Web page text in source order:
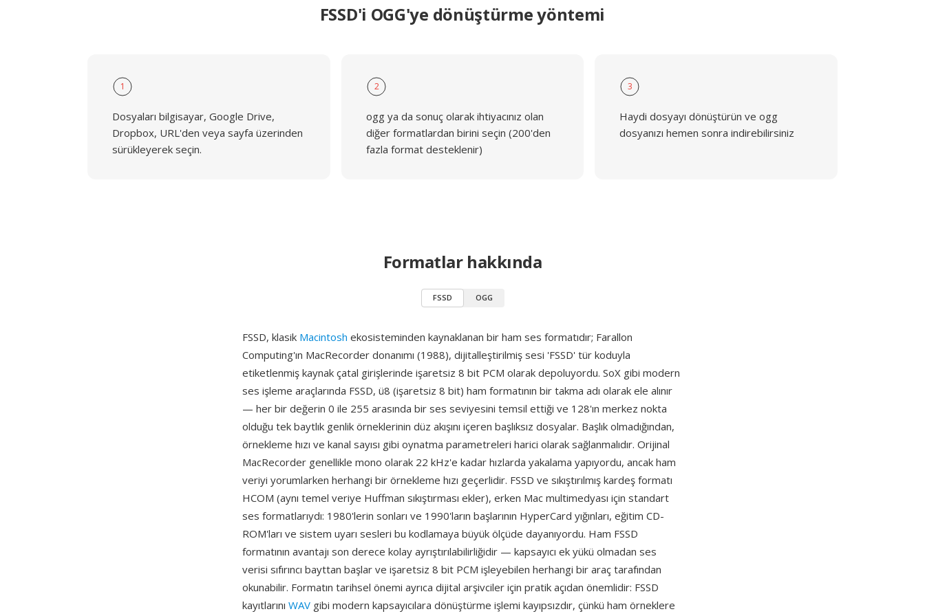
FSSD'i OGG'ye dönüştürme yöntemi
1
Dosyaları bilgisayar, Google Drive,
Dropbox, URL'den veya sayfa üzerinden
sürükleyerek seçin.
2
ogg ya da sonuç olarak ihtiyacınız olan
diğer formatlardan birini seçin (200'den
fazla format desteklenir)
3
Haydi dosyayı dönüştürün ve ogg
dosyanızı hemen sonra indirebilirsiniz
Formatlar hakkında
FSSD OGG
FSSD, klasik Macintosh ekosisteminden kaynaklanan bir ham ses formatıdır; Farallon
Computing'ın MacRecorder donanımı (1988), dijitalleştirilmiş sesi 'FSSD' tür koduyla
etiketlenmiş kaynak çatal girişlerinde işaretsiz 8 bit PCM olarak depoluyordu. SoX gibi modern
ses işleme araçlarında FSSD, ü8 (işaretsiz 8 bit) ham formatının bir takma adı olarak ele alınır
— her bir değerin 0 ile 255 arasında bir ses seviyesini temsil ettiği ve 128'ın merkez nokta
olduğu tek baytlık genlik örneklerinin düz akışını içeren başlıksız dosyalar. Başlık olmadığından,
örnekleme hızı ve kanal sayısı gibi oynatma parametreleri harici olarak sağlanmalıdır. Orijinal
MacRecorder genellikle mono olarak 22 kHz'e kadar hızlarda yakalama yapıyordu, ancak ham
veriyi yorumlarken herhangi bir örnekleme hızı geçerlidir. FSSD ve sıkıştırılmış kardeş formatı
HCOM (aynı temel veriye Huffman sıkıştırması ekler), erken Mac multimedyası için standart
ses formatlarıydı: 1980'lerin sonları ve 1990'ların başlarının HyperCard yığınları, eğitim CD-
ROM'ları ve sistem uyarı sesleri bu kodlamaya büyük ölçüde dayanıyordu. Ham FSSD
formatının avantajı son derece kolay ayrıştırılabilirliğidir — kapsayıcı ek yükü olmadan ses
verisi sıfırıncı bayttan başlar ve işaretsiz 8 bit PCM işleyebilen herhangi bir araç tarafından
okunabilir. Formatın tarihsel önemi ayrıca dijital arşivciler için pratik açıdan önemlidir: FSSD
kayıtlarını WAV gibi modern kapsayıcılara dönüştürme işlemi kayıpsızdır, çünkü ham örneklere